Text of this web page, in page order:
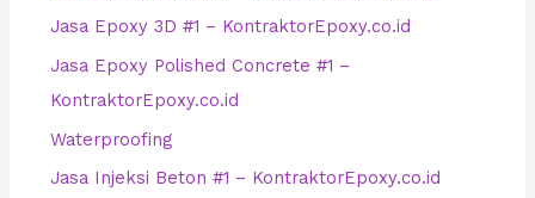
Jasa Epoxy 3D #1 – KontraktorEpoxy.co.id
Jasa Epoxy Polished Concrete #1 –
KontraktorEpoxy.co.id
Waterproofing
Jasa Injeksi Beton #1 – KontraktorEpoxy.co.id